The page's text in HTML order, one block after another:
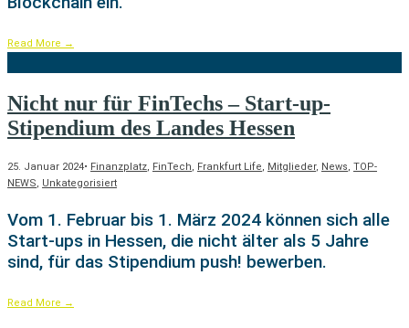
Read More →
Nicht nur für FinTechs – Start-up-
Stipendium des Landes Hessen
25. Januar 2024• Finanzplatz FinTech Frankfurt Life Mitglieder, News TOP-
NEWS
Unkategorisiert
Vom 1. Februar bis 1. März 2024 können sich alle
Start-ups in Hessen, die nicht älter als 5 Jahre
sind, für das Stipendium push! bewerben.
Read More →